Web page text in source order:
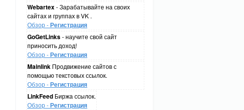
Webartex- Зарабатывайте на своих
сайтах и группах в VK .
Обзор -Регистрация
GoGetLinks- научите свой сайт
приносить доход!
Обзор -Регистрация
Mainlink Продвижение сайтов с
помощью текстовых ссылок.
Обзор -Регистрация
LinkFeed Биржа ссылок.
Обзор -Регистрация